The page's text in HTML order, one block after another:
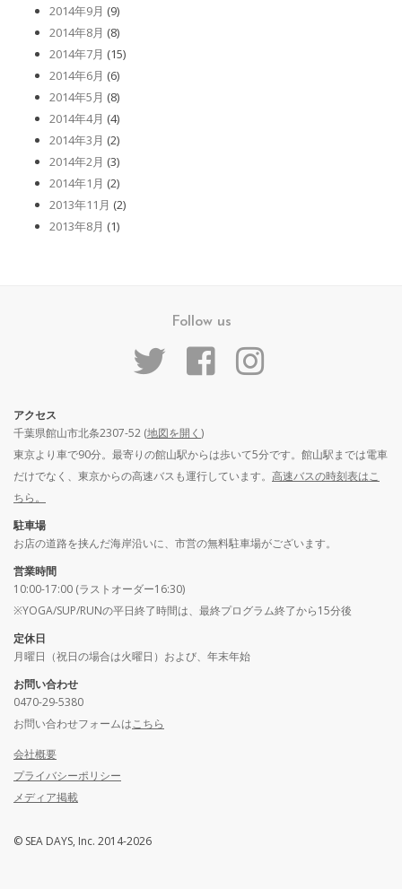
2014年9月 (9)
2014年8月 (8)
2014年7月 (15)
2014年6月 (6)
2014年5月 (8)
2014年4月 (4)
2014年3月 (2)
2014年2月 (3)
2014年1月 (2)
2013年11月 (2)
2013年8月 (1)
Follow us
アクセス
千葉県館山市北条2307-52 (地図を開く )
東京より車で90分。最寄りの館山駅からは歩いて5分です。館山駅までは電車
だけでなく、東京からの高速バスも運行しています。 高速バスの時刻表はこ
ちら。
駐車場
お店の道路を挟んだ海岸沿いに、市営の無料駐車場がございます。
営業時間
10:00-17:00 (ラストオーダー16:30)
※YOGA/SUP/RUNの平日終了時間は、最終プログラム終了から15分後
定休日
月曜日（祝日の場合は火曜日）および、年末年始
お問い合わせ
0470-29-5380
お問い合わせフォームはこちら
会社概要
プライバシーポリシー
メディア掲載
© SEA DAYS, Inc. 2014-2026